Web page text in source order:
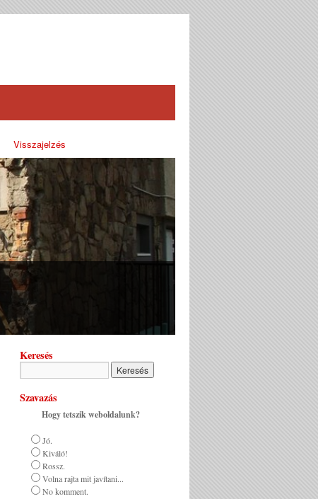
Visszajelzés
Keresés
Szavazás
Hogy tetszik weboldalunk?
Jó.
Kiváló!
Rossz.
Volna rajta mit javítani...
No komment.